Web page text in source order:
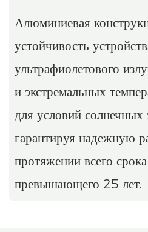
Алюминиевая
устойчивость
ультрафиолетового
и экстремальных
для условий солнечных
гарантируя надежную
протяжении всего
превышающего 25 лет.